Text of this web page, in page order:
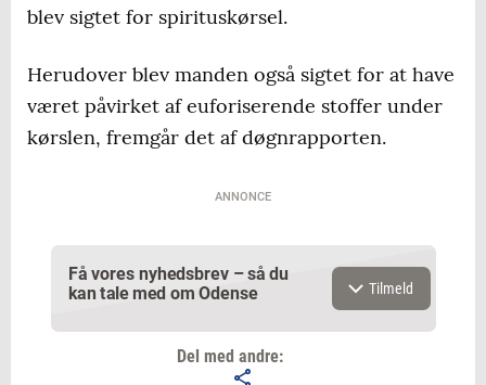
blev sigtet for spirituskørsel.
Herudover blev manden også sigtet for at have
været påvirket af euforiserende stoffer under
kørslen, fremgår det af døgnrapporten.
ANNONCE
Få vores nyhedsbrev – så du
kan tale med om Odense
Tilmeld
Del med andre: